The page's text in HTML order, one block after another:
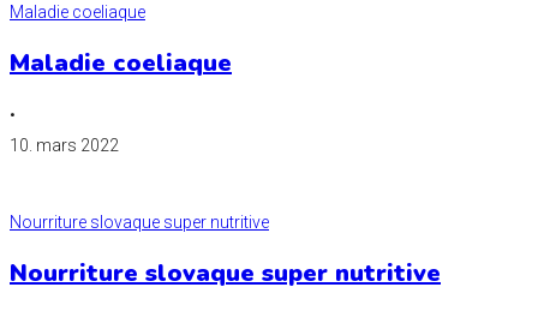
Maladie coeliaque
Maladie coeliaque
•
10. mars 2022
Nourriture slovaque super nutritive
Nourriture slovaque super nutritive